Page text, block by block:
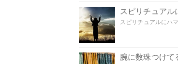
スピリチュアル
スピリチュアルにハ
腕に数珠つけ